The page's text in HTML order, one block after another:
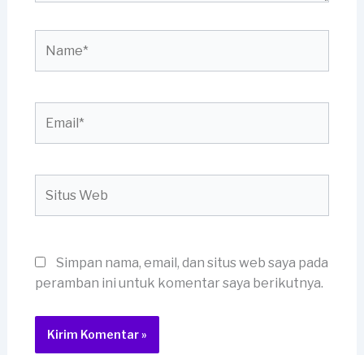
Web
Simpan nama, email, dan situs web saya pada
peramban ini untuk komentar saya berikutnya.